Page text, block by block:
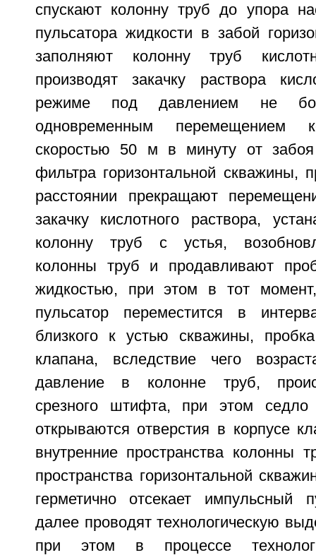
спускают колонну труб до упора
пульсатора жидкости в забой
заполняют колонну труб
производят закачку раствора
режиме под давлением не
одновременным перемещением
скоростью 50 м в минуту от
фильтра горизонтальной скважины,
расстоянии прекращают
закачку кислотного раствора,
колонну труб с устья,
колонны труб и продавливают
жидкостью, при этом в тот
пульсатор переместится в
близкого к устью скважины,
клапана, вследствие чего
давление в колонне труб,
срезного штифта, при этом
открываются отверстия в корпусе
внутренние пространства колонны
пространства горизонтальной
герметично отсекает импульсный
далее проводят технологическую
при этом в процессе